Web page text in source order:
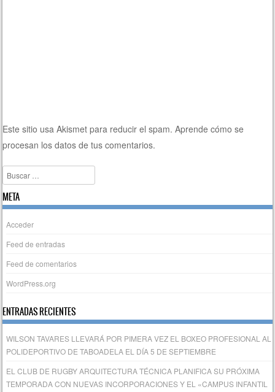
Este sitio usa Akismet para reducir el spam.Aprende cómo se
procesan los datos de tus comentarios.
Buscar
META
Acceder
Feed de entradas
Feed de comentarios
WordPress.org
ENTRADAS RECIENTES
WILSON TAVARES LLEVARÁ POR PIMERA VEZ EL BOXEO PROFESIONAL AL
POLIDEPORTIVO DE TABOADELA EL DÍA 5 DE SEPTIEMBRE
EL CLUB DE RUGBY ARQUITECTURA TÉCNICA PLANIFICA SU PRÓXIMA
TEMPORADA CON NUEVAS INCORPORACIONES Y EL «CAMPUS INFANTIL